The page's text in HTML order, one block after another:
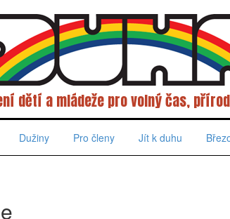
dětí a mládeže pro volný čas,
Dužiny Pro členy Jít k duhu